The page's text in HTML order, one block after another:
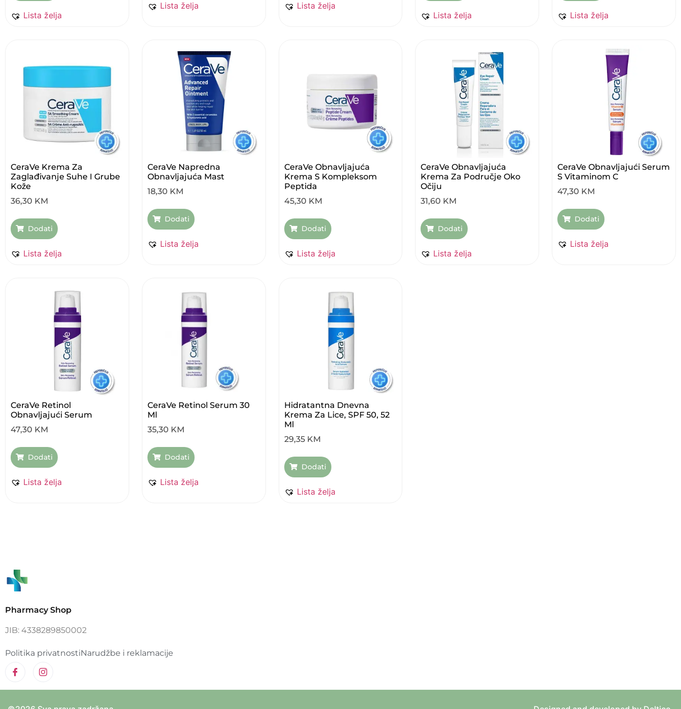
Lista želja
Lista želja Lista želja
Lista želja Lista želja
CeraVe Krema Za
Zaglađivanje Suhe I Grube
Kože
36,30 KM
Dodati
Lista želja
CeraVe Napredna
Obnavljajuća Mast
18,30 KM
Dodati
Lista želja
CeraVe Obnavljajuća
Krema S Kompleksom
Peptida
45,30 KM
Dodati
Lista želja
CeraVe Obnavljajuća
Krema Za Područje Oko
Očiju
31,60 KM
Dodati
Lista želja
CeraVe Obnavljajući Serum
S Vitaminom C
47,30 KM
Dodati
Lista želja
CeraVe Retinol
Obnavljajući Serum
47,30 KM
Dodati
Lista želja
CeraVe Retinol Serum 30
Ml
35,30 KM
Dodati
Lista želja
Hidratantna Dnevna
Krema Za Lice, SPF 50, 52
Ml
29,35 KM
Dodati
Lista želja
Pharmacy Shop
JIB: 4338289850002
Politika privatnostiNarudžbe i reklamacije